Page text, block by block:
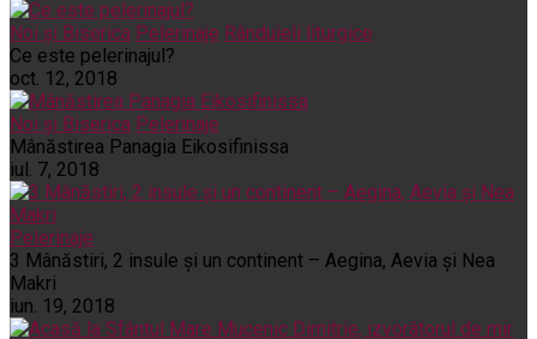
Noi și Biserica Pelerinaje Rânduieli liturgice
Ce este pelerinajul?
oct. 12, 2018
Noi și Biserica Pelerinaje
Mânăstirea Panagia Eikosifinissa
iul. 7, 2018
Pelerinaje
3 Mânăstiri, 2 insule și un continent – Aegina, Aevia și Nea
Makri
iun. 19, 2018